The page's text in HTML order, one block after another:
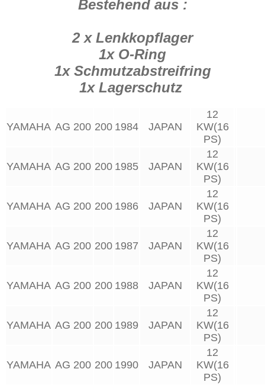
Bestehend aus :
2 x Lenkkopflager
1x O-Ring
1x Schmutzabstreifring
1x Lagerschutz
YAMAHA AG 200 200 1984 JAPAN
12
KW(16
PS)
YAMAHA AG 200 200 1985 JAPAN
12
KW(16
PS)
YAMAHA AG 200 200 1986 JAPAN
12
KW(16
PS)
YAMAHA AG 200 200 1987 JAPAN
12
KW(16
PS)
YAMAHA AG 200 200 1988 JAPAN
12
KW(16
PS)
YAMAHA AG 200 200 1989 JAPAN
12
KW(16
PS)
YAMAHA AG 200 200 1990 JAPAN
12
KW(16
PS)